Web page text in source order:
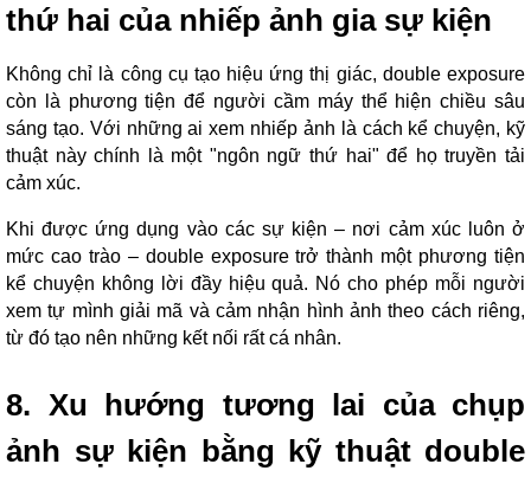
thứ hai của nhiếp ảnh gia sự kiện
Không chỉ là công cụ tạo hiệu ứng thị giác, double exposure
còn là phương tiện để người cầm máy thể hiện chiều sâu
sáng tạo. Với những ai xem nhiếp ảnh là cách kể chuyện, kỹ
thuật này chính là một "ngôn ngữ thứ hai" để họ truyền tải
cảm xúc.
Khi được ứng dụng vào các sự kiện – nơi cảm xúc luôn ở
mức cao trào – double exposure trở thành một phương tiện
kể chuyện không lời đầy hiệu quả. Nó cho phép mỗi người
xem tự mình giải mã và cảm nhận hình ảnh theo cách riêng,
từ đó tạo nên những kết nối rất cá nhân.
8. Xu hướng tương lai của chụp
ảnh sự kiện bằng kỹ thuật double